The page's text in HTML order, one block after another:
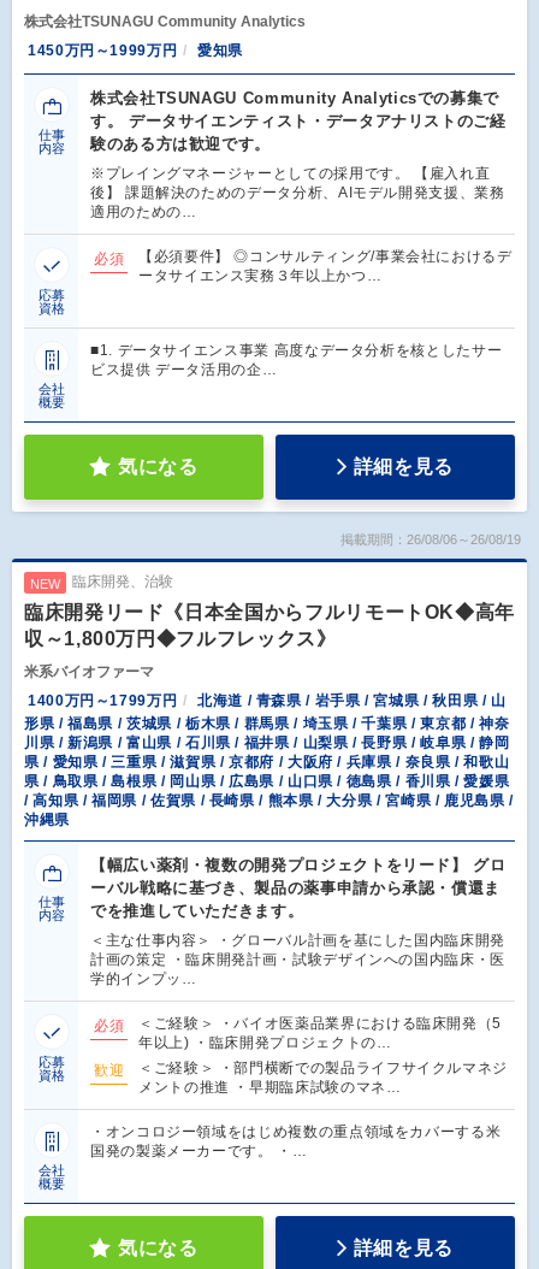
株式会社TSUNAGU Community Analytics
1450万円～1999万円
愛知県
仕事
内容
株式会社TSUNAGU Community Analyticsでの募集で
す。 データサイエンティスト・データアナリストのご経
験のある方は歓迎です。
※プレイングマネージャーとしての採用です。 【雇入れ直
後】 課題解決のためのデータ分析、AIモデル開発支援、業務
適用のための…
応募
資格
必須
【必須要件】 ◎コンサルティング/事業会社におけるデ
ータサイエンス実務３年以上かつ…
会社
概要
■1. データサイエンス事業 高度なデータ分析を核としたサー
ビス提供 データ活用の企…
気になる 詳細を見る
掲載期間：26/08/06～26/08/19
NEW 臨床開発、治験
臨床開発リード《日本全国からフルリモートOK◆高年
収～1,800万円◆フルフレックス》
米系バイオファーマ
1400万円～1799万円
北海道 / 青森県 / 岩手県 / 宮城県 / 秋田県 / 山
形県 / 福島県 / 茨城県 / 栃木県 / 群馬県 / 埼玉県 / 千葉県 / 東京都 / 神奈
川県 / 新潟県 / 富山県 / 石川県 / 福井県 / 山梨県 / 長野県 / 岐阜県 / 静岡
県 / 愛知県 / 三重県 / 滋賀県 / 京都府 / 大阪府 / 兵庫県 / 奈良県 / 和歌山
県 / 鳥取県 / 島根県 / 岡山県 / 広島県 / 山口県 / 徳島県 / 香川県 / 愛媛県
/ 高知県 / 福岡県 / 佐賀県 / 長崎県 / 熊本県 / 大分県 / 宮崎県 / 鹿児島県 /
沖縄県
仕事
内容
【幅広い薬剤・複数の開発プロジェクトをリード】 グロ
ーバル戦略に基づき、製品の薬事申請から承認・償還ま
でを推進していただきます。
＜主な仕事内容＞ ・グローバル計画を基にした国内臨床開発
計画の策定 ・臨床開発計画・試験デザインへの国内臨床・医
学的インプッ…
応募
資格
必須
＜ご経験＞ ・バイオ医薬品業界における臨床開発（5
年以上) ・臨床開発プロジェクトの…
歓迎
＜ご経験＞ ・部門横断での製品ライフサイクルマネジ
メントの推進 ・早期臨床試験のマネ…
会社
概要
・オンコロジー領域をはじめ複数の重点領域をカバーする米
国発の製薬メーカーです。 ・…
気になる 詳細を見る